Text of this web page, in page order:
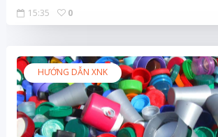
15:35 0
HƯỚNG DẪN XNK